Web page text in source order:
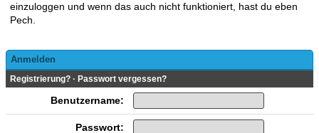
einzuloggen und wenn das auch nicht funktioniert, hast du eben
Pech.
Anmelden
Registrierung? · Passwort vergessen?
Benutzername:
Passwort: